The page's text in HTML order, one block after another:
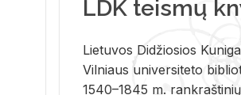
LDK teismų
Lie­tu­vos Di­džio­sios
Vil­niaus uni­ver­si­te­to
1540–1845 m.